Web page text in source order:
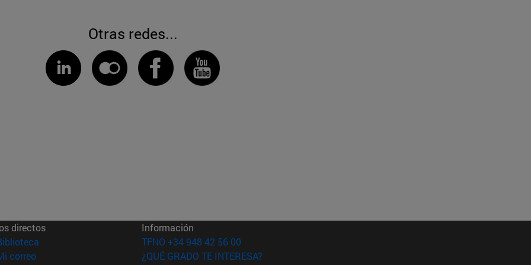
Otras redes...
directos
(abre en nueva ventana)
correo(abre en nueva ventana)
Información
TFNO +34 948 42 56 00
¿QUÉ GRADO TE INTERESA?